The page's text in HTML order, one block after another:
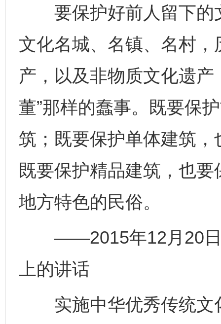
要保护好前人留下的
文化名城、名镇、名村
产，以及非物质文化遗
董”那样的蠢事。既要保
筑；既要保护单体建筑
既要保护精品建筑，也
地方特色的民俗。
——2015年12月20日
上的讲话
实施中华优秀传统文